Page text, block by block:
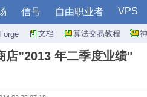
信号 自由职业者 VPS
文档 算法交易教程
店”2013 年二季度业绩"